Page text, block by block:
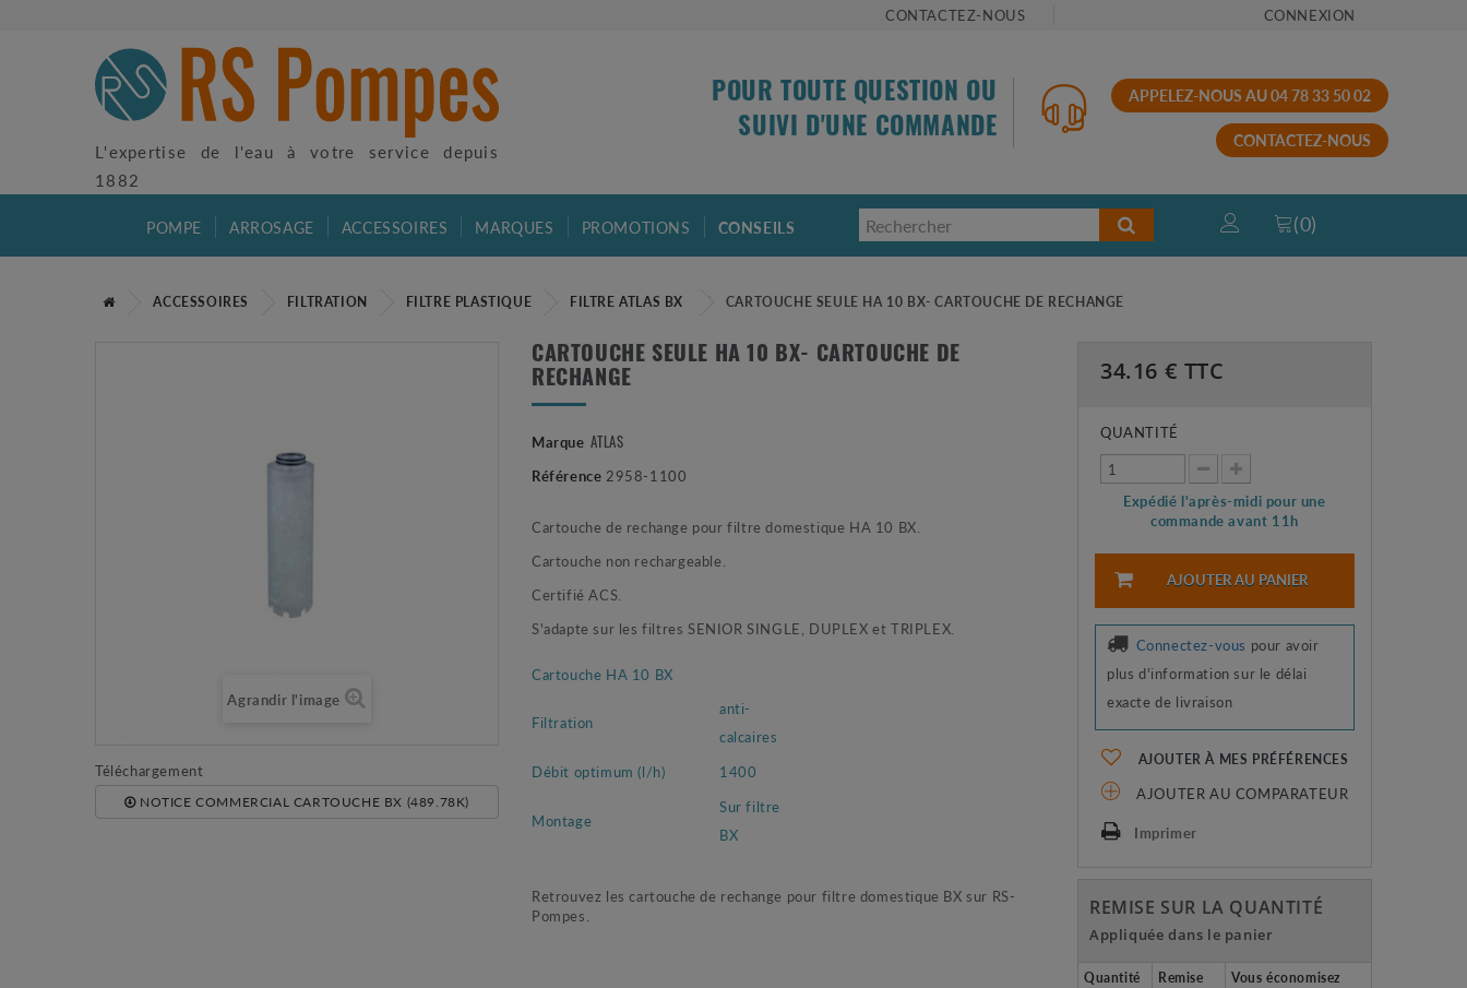
CONTACTEZ-NOUS CONNEXION
L'expertise de l'eau à votre service depuis
1882
POUR TOUTE QUESTION OU
SUIVI D'UNE COMMANDE
APPELEZ-NOUS AU 04 78 33 50 02
CONTACTEZ-NOUS
POMPE ARROSAGE ACCESSOIRES MARQUES PROMOTIONS CONSEILS (0)
ACCESSOIRES FILTRATION FILTRE PLASTIQUE FILTRE ATLAS BX CARTOUCHE SEULE HA 10 BX- CARTOUCHE DE RECHANGE
Agrandir l'image
Téléchargement
NOTICE COMMERCIAL CARTOUCHE BX (489.78K)
CARTOUCHE SEULE HA 10 BX- CARTOUCHE DE
RECHANGE
Marque ATLAS
Référence 2958-1100
Cartouche de rechange pour filtre domestique HA 10 BX.
Cartouche non rechargeable.
Certifié ACS.
S'adapte sur les filtres SENIOR SINGLE, DUPLEX et TRIPLEX.
Cartouche HA 10 BX
Filtration
anti-
calcaires
Débit optimum (l/h)
1400
Montage
Sur filtre
BX
Retrouvez les cartouche de rechange pour filtre domestique BX sur RS-
Pompes.
34.16 € TTC
QUANTITÉ
Expédié l'après-midi pour une
commande avant 11h
AJOUTER AU PANIER
Connectez-vous pour avoir
plus d'information sur le délai
exacte de livraison
AJOUTER À MES PRÉFÉRENCES
AJOUTER AU COMPARATEUR
Imprimer
REMISE SUR LA QUANTITÉ
Appliquée dans le panier
Quantité Remise
Vous économisez